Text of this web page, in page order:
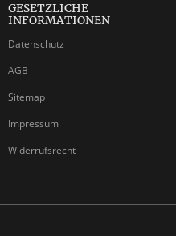
GESETZLICHE
INFORMATIONEN
Datenschutz
AGB
Sitemap
Impressum
Widerrufsrecht